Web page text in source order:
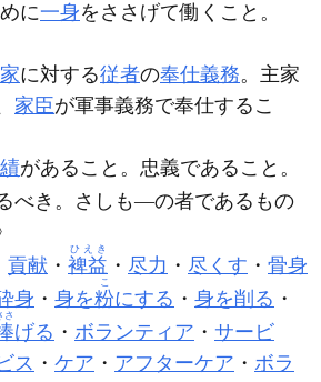
に一身をささげて働くこと。
に対する従者の奉仕義務。主家
家臣が軍事義務で奉仕するこ
があること。忠義であること。
べき。さしも―の者であるもの
貢献 ・ 裨益
ひえき
・ 尽力 ・ 尽くす ・ 骨身
身 ・ 身を粉
こ
にする ・ 身を削る ・
さ
げる ・ ボランティア ・ サービ
ス ・ ケア ・ アフターケア ・ ボラ